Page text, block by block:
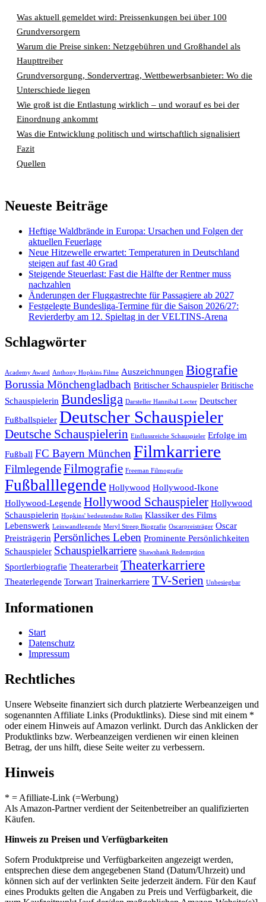
Was aktuell gemeldet wird: Preissenkungen bei über 100
Grundversorgern
Warum die Preise sinken: Netzgebühren und Großhandel als
Haupttreiber
Grundversorgung, Sondervertrag, Wettbewerbsanbieter: Wo die
Unterschiede liegen
Wie groß ist die Entlastung wirklich – und worauf es bei der
Einordnung ankommt
Was die Entwicklung politisch und wirtschaftlich signalisiert
Fazit
Quellen
Neueste Beiträge
Heftige Waldbrände in Europa: Ursachen und Folgen der
aktuellen Feuerlage
Neue Hitzewelle erwartet: Temperaturen in Deutschland
steigen auf fast 40 Grad
Steigende Steuerlast: Fast die Hälfte der Rentner muss
nachzahlen
Änderungen der Fluggastrechte für Passagiere ab 2027
Festgelegte Bundesliga-Termine für die Saison 2026/27:
Revierderby am 12. Spieltag in der VELTINS-Arena
Schlagwörter
Academy Award Anthony Hopkins Filme Auszeichnungen Biografie
Borussia Mönchengladbach Britischer Schauspieler Britische
Schauspielerin Bundesliga Darsteller Hannibal Lecter Deutscher
Fußballspieler Deutscher Schauspieler
Deutsche Schauspielerin Einflussreiche Schauspieler Erfolge im
Fußball FC Bayern München Filmkarriere
FilmlegendeFilmografie Freeman Filmografie
Fußballlegende Hollywood Hollywood-Ikone
Hollywood-Legende Hollywood Schauspieler Hollywood
Schauspielerin Hopkins' bedeutendste Rollen Klassiker des Films
Lebenswerk Leinwandlegende Meryl Streep Biografie Oscarpreisträger Oscar
Preisträgerin Persönliches Leben Prominente Persönlichkeiten
Schauspieler Schauspielkarriere Shawshank Redemption
Sportlerbiografie Theaterarbeit Theaterkarriere
Theaterlegende Torwart Trainerkarriere TV-Serien Unbesiegbar
Informationen
Start
Datenschutz
Impressum
Rechtliches
Unsere Webseite finanziert sich durch platzierte Werbeanzeigen und
sogenannten Affiliate Links (Produktlinks). Diese sind mit einem *
oder einem Hinweis auf Amazon verlinkt. Durch das Anklicken der
Produktlinks bzw. Werbeanzeigen verdienen wir einen kleinen
Betrag, der uns hilft, diese Seite weiter zu verbessern.
Hinweis
* = Afilliate-Link (=Werbung)
Als Amazon-Partner verdient der Seitenbetreiber an qualifizierten
Käufen.
Hinweis zu Preisen und Verfügbarkeiten
Sofern Produktpreise und Verfügbarkeiten angezeigt werden,
entsprechen diese dem angegebenen Stand (Datum/Uhrzeit) und
können sich auf der verlinkten Seite jederzeit ändern. Für den Kauf
eines Produkts gelten die Angaben zu Preis und Verfügbarkeit, die